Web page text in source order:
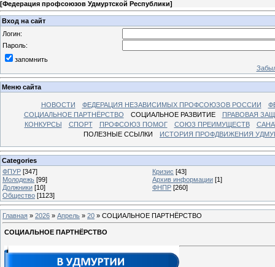
[Федерация профсоюзов Удмуртской Республики]
Вход на сайт
Логин:
Пароль:
запомнить
Меню сайта
НОВОСТИ ФЕДЕРАЦИЯ НЕЗАВИСИМЫХ ПРОФСОЮЗОВ РОССИИ
СОЦИАЛЬНОЕ ПАРТНЁРСТВО
СОЦИАЛЬНОЕ РАЗВИТИЕ
ПРАВОВАЯ
КОНКУРСЫ
СПОРТ ПРОФСОЮЗ ПОМОГ СОЮЗ ПРЕИМУЩЕСТВ
ПОЛЕЗНЫЕ ССЫЛКИ
ИСТОРИЯ ПРОФДВИЖЕНИЯ
Categories
ФПУР [347] Кризис [43]
Молодежь [99] Архив информации [1]
Должники [10] ФНПР [260]
Общество [1123]
Главная » 2026 » Апрель » 20 » СОЦИАЛЬНОЕ ПАРТНЁРСТВО
СОЦИАЛЬНОЕ ПАРТНЁРСТВО